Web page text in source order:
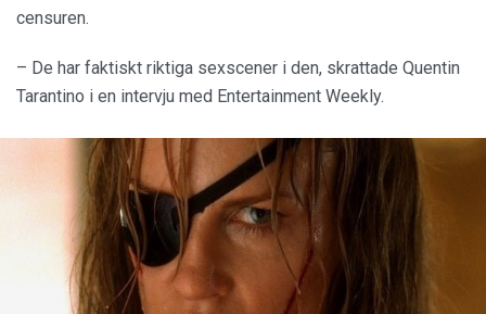
censuren.
– De har faktiskt riktiga sexscener i den, skrattade Quentin
Tarantino i en intervju med Entertainment Weekly.